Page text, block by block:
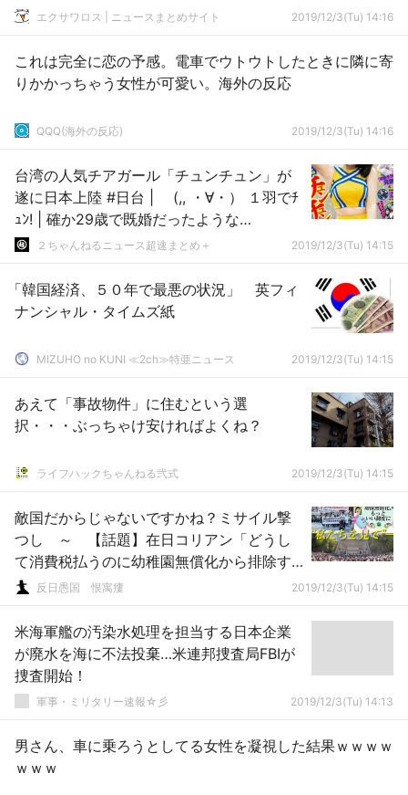
エクサワロス | ニュースまとめサイト 2019/12/3(Tu) 14:16
これは完全に恋の予感。電車でウトウトしたときに隣に寄
りかかっちゃう女性が可愛い。海外の反応
QQQ(海外の反応) 2019/12/3(Tu) 14:16
台湾の人気チアガール「チュンチュン」が
遂に日本上陸 #日台 | (,, ・∀・） １羽でﾁ
ｭﾝ! | 確か29歳で既婚だったような…
２ちゃんねるニュース超速まとめ＋ 2019/12/3(Tu) 14:15
「韓国経済、５０年で最悪の状況」 英フィ
ナンシャル・タイムズ紙
MIZUHO no KUNI ≪2ch≫特亜ニュース 2019/12/3(Tu) 14:15
あえて「事故物件」に住むという選
択・・・ぶっちゃけ安ければよくね？
ライフハックちゃんねる弐式 2019/12/3(Tu) 14:15
敵国だからじゃないですかね？ミサイル撃
つし ～ 【話題】在日コリアン「どうし
て消費税払うのに幼稚園無償化から排除す
るの？」「いじめないで」
反日愚国 恨寓瘻 2019/12/3(Tu) 14:15
米海軍艦の汚染水処理を担当する日本企業
が廃水を海に不法投棄…米連邦捜査局FBIが
捜査開始！
軍事・ミリタリー速報☆彡 2019/12/3(Tu) 14:13
男さん、車に乗ろうとしてる女性を凝視した結果ｗｗｗｗ
ｗｗｗ